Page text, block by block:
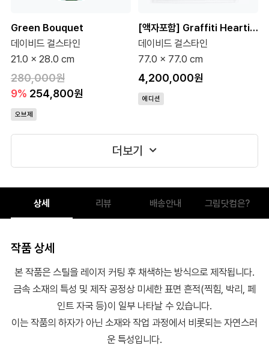
Green Bouquet
데이비드 걸스타인
21.0 x 28.0 cm
280,000원
9% 254,800원
오브제
[액자포함] Graffiti Heartist (100 Editions)
데이비드 걸스타인
77.0 x 77.0 cm
4,200,000원
에디션
더보기
상세 리뷰 배송안내 그림닷컴은?
작품 상세
본 작품은 스틸을 레이저 커팅 후 채색하는 방식으로 제작됩니다.
금속 소재의 특성 및 제작 공정상 미세한 표면 흔적(찍힘, 박리, 페
인트 자국 등)이 일부 나타날 수 있습니다.
이는 작품의 하자가 아닌 소재와 작업 과정에서 비롯되는 자연스러
운 특성입니다.